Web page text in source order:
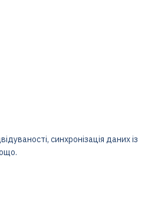
синхронізація даних із